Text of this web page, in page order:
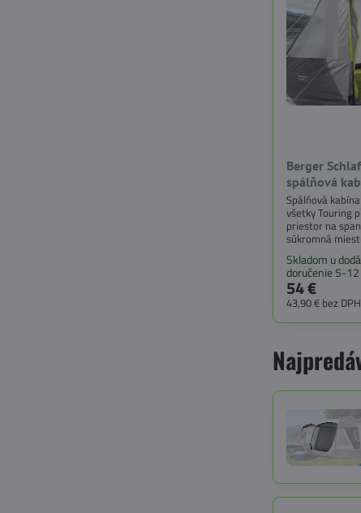
Berger
spálňová
Spálňová
všetky Touring
priestor na
súkromná
vaňou a
Skladom u
doručenie 5-
54 €
43,90 € bez DPH